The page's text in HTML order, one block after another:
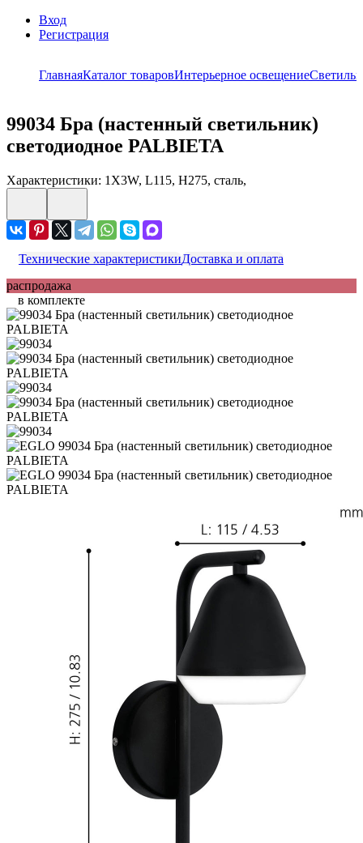
Вход
Регистрация
ГлавнаяКаталог товаровИнтерьерное освещение
99034 Бра (настенный светильник)
светодиодное PALBIETA
Характеристики: 1X3W, L115, H275, сталь,
Технические характеристикиДоставка и оплата
распродажа
в комплекте